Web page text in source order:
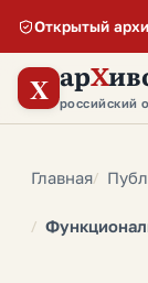
Открытый
X арХ
российский
Главная